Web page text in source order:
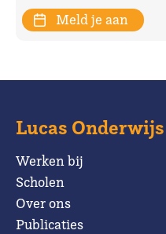
Meld je aan
Lucas Onderwijs
Werken bij
Scholen
Over ons
Publicaties